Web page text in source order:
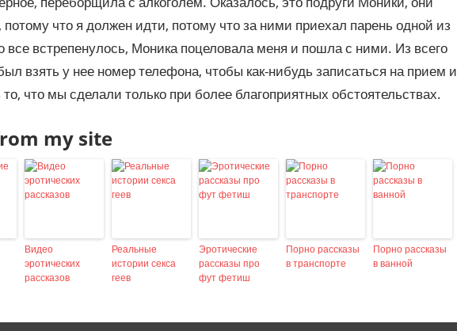
потому что я должен идти, потому что за ними приехал парень одной из
все встрепенулось, Моника поцеловала меня и пошла с ними. Из всего
взять у нее номер телефона, чтобы как-нибудь записаться на прием и
то, что мы сделали только при более благоприятных обстоятельствах.
my site
Видео
эротических
рассказов
Реальные
истории секса
геев
Эротические
рассказы про
фут фетиш
Порно рассказы
в транспорте
Порно рассказы
в ванной